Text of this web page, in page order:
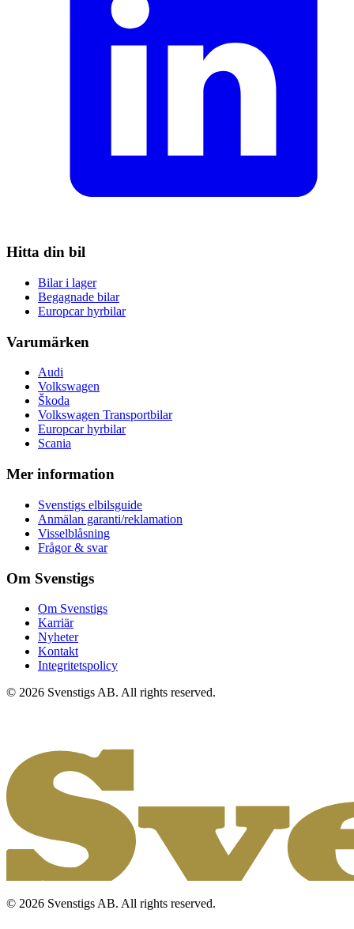
Hitta din bil
Bilar i lager
Begagnade bilar
Europcar hyrbilar
Varumärken
Audi
Volkswagen
Škoda
Volkswagen Transportbilar
Europcar hyrbilar
Scania
Mer information
Svenstigs elbilsguide
Anmälan garanti/reklamation
Visselblåsning
Frågor & svar
Om Svenstigs
Om Svenstigs
Karriär
Nyheter
Kontakt
Integritetspolicy
© 2026 Svenstigs AB. All rights reserved.
© 2026 Svenstigs AB. All rights reserved.